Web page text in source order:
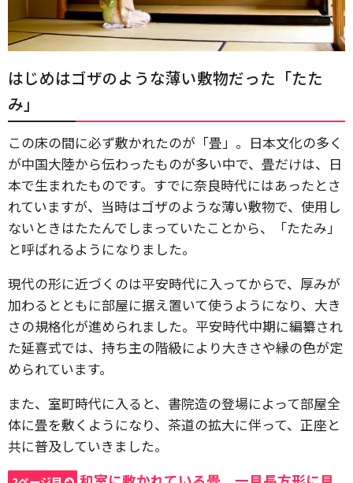
はじめはゴザのような薄い敷物だった「たた
み」
この床の間に必ず敷かれたのが「畳」。日本文化の多く
が中国大陸から伝わったものが多い中で、畳だけは、日
本で生まれたものです。すでに奈良時代にはあったとさ
れていますが、当時はゴザのような薄い敷物で、使用し
ないときはたたんでしまっていたことから、「たたみ」
と呼ばれるようになりました。
現代の形に近づくのは平安時代に入ってからで、厚みが
加わるとともに部屋に据え置いて使うようになり、大き
さの規格化が進められました。平安時代中期に編纂され
た延喜式では、持ち主の階級により大きさや縁の色が定
められています。
また、室町時代に入ると、書院造の登場によって部屋全
体に畳を敷くようになり、茶道の拡大に伴って、正座と
共に普及していきました。